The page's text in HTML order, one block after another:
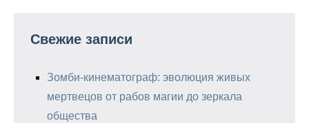
Свежие записи
Зомби-кинематограф: эволюция живых
мертвецов от рабов магии до зеркала
общества